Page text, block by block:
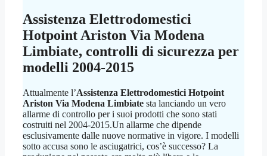
Assistenza Elettrodomestici
Hotpoint Ariston Via Modena
Limbiate, controlli di sicurezza per
modelli 2004-2015
Attualmente l’Assistenza Elettrodomestici Hotpoint
Ariston Via Modena Limbiate sta lanciando un vero
allarme di controllo per i suoi prodotti che sono stati
costruiti nel 2004-2015.Un allarme che dipende
esclusivamente dalle nuove normative in vigore. I modelli
sotto accusa sono le asciugatrici, cos’è successo? La